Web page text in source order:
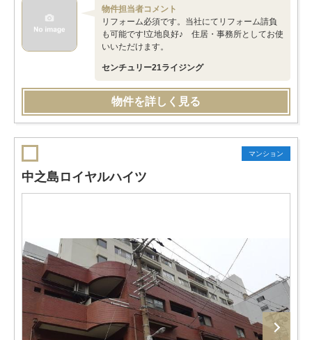
物件担当者コメント
リフォーム必須です。当社にてリフォーム請負
も可能です!立地良好♪ 住居・事務所としてお使
いいただけます。
センチュリー21ライジング
物件を詳しく見る
マンション
中之島ロイヤルハイツ